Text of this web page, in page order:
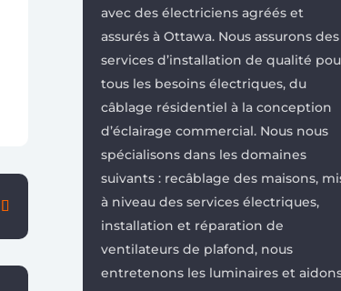
avec des électriciens agréés et
assurés à Ottawa. Nous assurons des
services d’installation de qualité
tous les besoins électriques, du
câblage résidentiel à la conception
d’éclairage commercial. Nous nous
spécialisons dans les domaines
suivants : recâblage des maisons,
à niveau des services électriques,
installation et réparation de
ventilateurs de plafond, nous
entretenons les luminaires et